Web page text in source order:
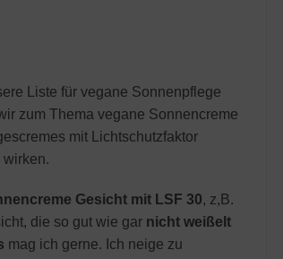
Liste für vegane Sonnenpflege
zum Thema vegane Sonnencreme
mit Lichtschutzfaktor
Gesicht mit LSF 30, z,B.
die so gut wie gar nicht weißelt
mag ich gerne. Ich neige zu